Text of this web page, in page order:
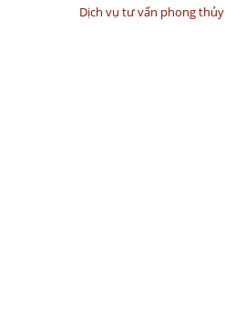
Dịch vụ tư vấn phong thủy